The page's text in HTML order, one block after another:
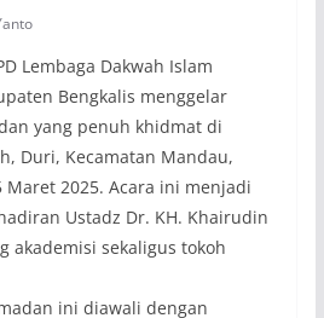
Lembaga Dakwah Islam
Bengkalis menggelar
yang penuh khidmat di
Duri, Kecamatan Mandau,
Maret 2025. Acara ini menjadi
Ustadz Dr. KH. Khairudin
akademisi sekaligus tokoh
ini diawali dengan